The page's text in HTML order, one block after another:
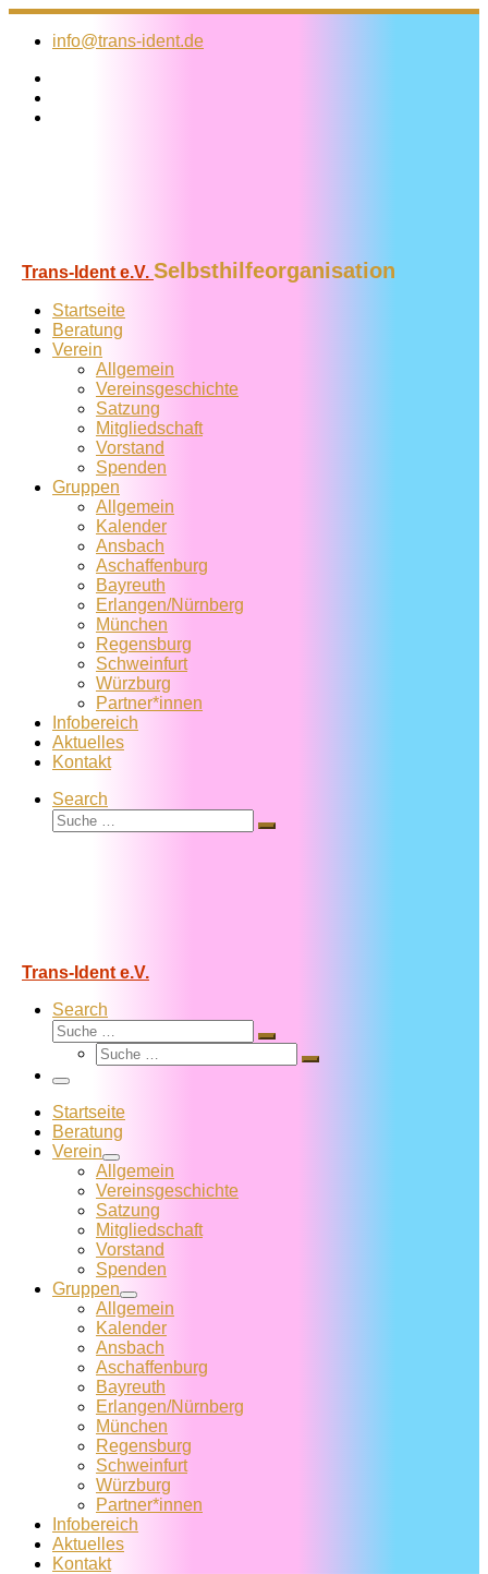
Zum
Inhalt
info@trans-ident.de
Trans-Ident e.V. Selbsthilfeorganisation
Startseite
Beratung
Verein
Allgemein
Vereins­geschichte
Satzung
Mitglied­schaft
Vorstand
Spenden
Gruppen
Allgemein
Kalender
Ansbach
Aschaffenburg
Bayreuth
Erlangen/Nürnberg
München
Regensburg
Schweinfurt
Würzburg
Partner*innen
Infobereich
Aktuelles
Kontakt
Search
Suche
Suche
Trans-Ident e.V.
Search
Suche
Suche
Suche
Suche
Menü
Startseite
Beratung
Verein
Allgemein
Vereins­geschichte
Satzung
Mitglied­schaft
Vorstand
Spenden
Gruppen
Allgemein
Kalender
Ansbach
Aschaffenburg
Bayreuth
Erlangen/Nürnberg
München
Regensburg
Schweinfurt
Würzburg
Partner*innen
Infobereich
Aktuelles
Kontakt